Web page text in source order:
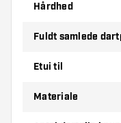
Hårdhed
Fuldt samlede
Etui til
Materiale